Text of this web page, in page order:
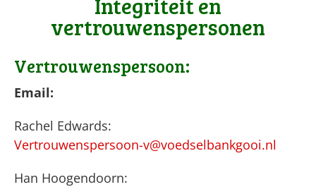
vertrouwenspersonen
Vertrouwenspersoon:
Email:
Rachel Edwards:
Vertrouwenspersoon-v@voedselbankgooi.nl
Han Hoogendoorn: